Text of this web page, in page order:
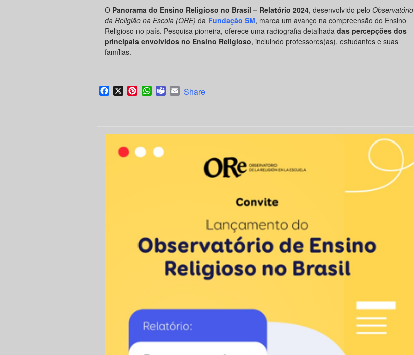
O Panorama do Ensino Religioso no Brasil – Relatório 2024, desenvolvido pelo Observatório
da Religião na Escola (ORE) da Fundação SM, marca um avanço na compreensão do Ensino
Religioso no país. Pesquisa pioneira, oferece uma radiografia detalhada das percepções dos
principais envolvidos no Ensino Religioso, incluindo professores(as), estudantes e suas
famílias.
Facebook
X PinterestWhatsApp
TeamsEmail
Share